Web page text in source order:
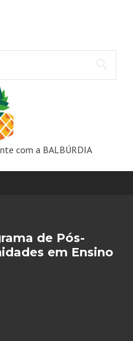
com a BALBÚRDIA
de Pós-
em Ensino